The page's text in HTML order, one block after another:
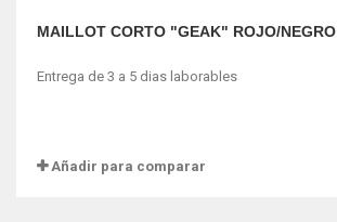
MAILLOT CORTO "GEAK" ROJO/NEGRO
Entrega de 3 a 5 dias laborables
Añadir para comparar